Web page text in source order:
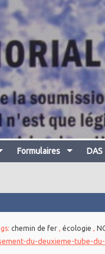
Formulaires DAS
chemin de fer, écologie
du-deuxieme-tube-